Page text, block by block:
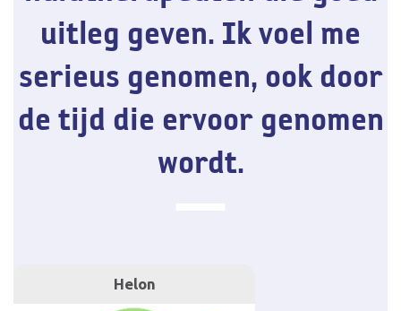
uitleg geven. Ik voel me
serieus genomen, ook door
de tijd die ervoor genomen
wordt.